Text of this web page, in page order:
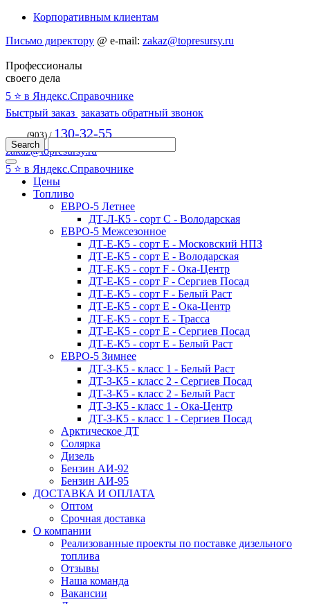
Корпоративным клиентам
Письмо директору @ e-mail: zakaz@topresursy.ru
Профессионалы
своего дела
5 ⭐️ в Яндекс.Справочнике
Быстрый заказ заказать обратный звонок
(903) /130-32-55
zakaz@topresursy.ru
5 ⭐️ в Яндекс.Справочнике
Цены
Топливо
ЕВРО-5 Летнее
ДТ-Л-К5 - сорт С - Володарская
ЕВРО-5 Межсезонное
ДТ-Е-К5 - сорт E - Московский НПЗ
ДТ-Е-К5 - сорт E - Володарская
ДТ-Е-К5 - сорт F - Ока-Центр
ДТ-Е-К5 - сорт F - Сергиев Посад
ДТ-Е-К5 - сорт F - Белый Раст
ДТ-Е-К5 - сорт E - Ока-Центр
ДТ-Е-К5 - сорт E - Трасса
ДТ-Е-К5 - сорт E - Сергиев Посад
ДТ-Е-К5 - сорт E - Белый Раст
ЕВРО-5 Зимнее
ДТ-З-К5 - класс 1 - Белый Раст
ДТ-З-К5 - класс 2 - Сергиев Посад
ДТ-З-К5 - класс 2 - Белый Раст
ДТ-З-К5 - класс 1 - Ока-Центр
ДТ-З-К5 - класс 1 - Сергиев Посад
Арктическое ДТ
Солярка
Дизель
Бензин АИ-92
Бензин АИ-95
ДОСТАВКА И ОПЛАТА
Оптом
Срочная доставка
О компании
Реализованные проекты по поставке дизельного
топлива
Отзывы
Наша команда
Вакансии